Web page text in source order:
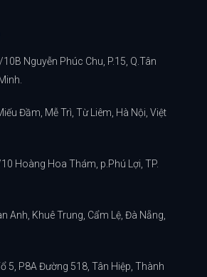
Nguyễn Phúc Chu, P.15, Q.Tân
Đầm, Mễ Trì, Từ Liêm, Hà Nội, Việt
Hoàng Hoa Thám, p.Phú Lợi, TP.
Anh, Khuê Trung, Cẩm Lệ, Đà Nẵng,
5, P8A Đường 518, Tân Hiệp, Thành